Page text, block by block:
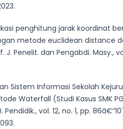
penghitung jarak koordinat
metode euclidean distance
Penelit. dan Pengabdi. Masy.,
Sistem Informasi Sekolah
Waterfall (Studi Kasus SMK
vol. 12, no. 1, pp.